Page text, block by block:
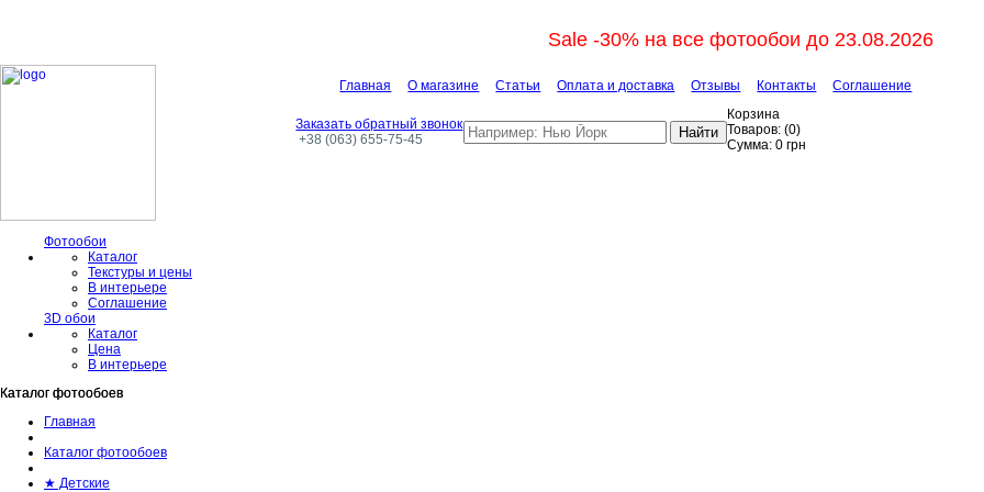
Sale -30% на все фотообои до 23.08.2026
Главная О магазине Статьи Оплата и доставка Отзывы Контакты Соглашение
Заказать обратный звонок
+38 (063) 655-75-45
Найти
Корзина
Товаров: (0)
Сумма: 0 грн
Фотообои
Каталог
Текстуры и цены
В интерьере
Соглашение
3D обои
Каталог
Цена
В интерьере
Каталог фотообоев
Каталог фотообоев
Главная
Каталог фотообоев
★ Детские